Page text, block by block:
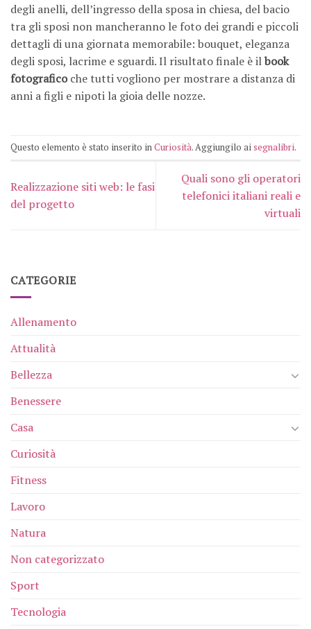
degli anelli, dell’ingresso della sposa in chiesa, del bacio
tra gli sposi non mancheranno le foto dei grandi e piccoli
dettagli di una giornata memorabile: bouquet, eleganza
degli sposi, lacrime e sguardi. Il risultato finale è ilbook
fotograficoche tutti vogliono per mostrare a distanza di
anni a figli e nipoti la gioia delle nozze.
Questo elemento è stato inserito inCuriosità. Aggiungilo aisegnalibri.
Realizzazione siti web: le fasi
del progetto
Quali sono gli operatori
telefonici italiani reali e
virtuali
CATEGORIE
Allenamento
Attualità
Bellezza
Benessere
Casa
Curiosità
Fitness
Lavoro
Natura
Non categorizzato
Sport
Tecnologia